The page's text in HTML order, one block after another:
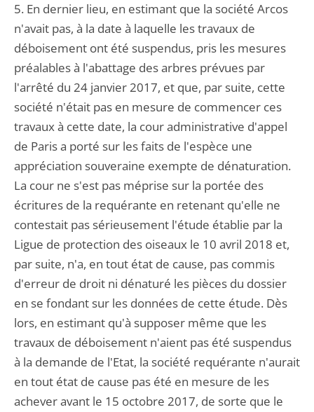
5. En dernier lieu, en estimant que la société Arcos
n'avait pas, à la date à laquelle les travaux de
déboisement ont été suspendus, pris les mesures
préalables à l'abattage des arbres prévues par
l'arrêté du 24 janvier 2017, et que, par suite, cette
société n'était pas en mesure de commencer ces
travaux à cette date, la cour administrative d'appel
de Paris a porté sur les faits de l'espèce une
appréciation souveraine exempte de dénaturation.
La cour ne s'est pas méprise sur la portée des
écritures de la requérante en retenant qu'elle ne
contestait pas sérieusement l'étude établie par la
Ligue de protection des oiseaux le 10 avril 2018 et,
par suite, n'a, en tout état de cause, pas commis
d'erreur de droit ni dénaturé les pièces du dossier
en se fondant sur les données de cette étude. Dès
lors, en estimant qu'à supposer même que les
travaux de déboisement n'aient pas été suspendus
à la demande de l'Etat, la société requérante n'aurait
en tout état de cause pas été en mesure de les
achever avant le 15 octobre 2017, de sorte que le